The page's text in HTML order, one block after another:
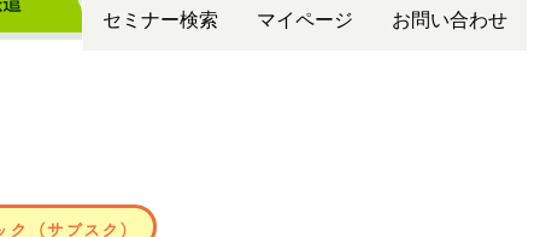
セミナー検索 マイページ お問い合わせ
ク（サブスク）